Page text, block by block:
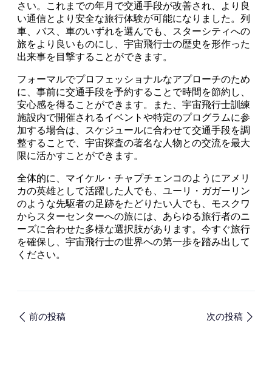
さい。これまでの年月で交通手段が改善され、より良
い通信とより安全な旅行体験が可能になりました。列
車、バス、車のいずれを選んでも、スターシティへの
旅をより良いものにし、宇宙飛行士の歴史を形作った
出来事を目撃することができます。
フォーマルでプロフェッショナルなアプローチのため
に、事前に交通手段を予約することで時間を節約し、
安心感を得ることができます。また、宇宙飛行士訓練
施設内で開催されるイベントや特定のプログラムに参
加する場合は、スケジュールに合わせて交通手段を調
整することで、宇宙探査の著名な人物との交流を最大
限に活かすことができます。
全体的に、マイケル・チャプチェンコのようにアメリ
カの英雄として活躍した人でも、ユーリ・ガガーリン
のような先駆者の足跡をたどりたい人でも、モスクワ
からスターセンターへの旅には、あらゆる旅行者のニ
ーズに合わせた多様な選択肢があります。今すぐ旅行
を確保し、宇宙飛行士の世界への第一歩を踏み出して
ください。
前の投稿 次の投稿